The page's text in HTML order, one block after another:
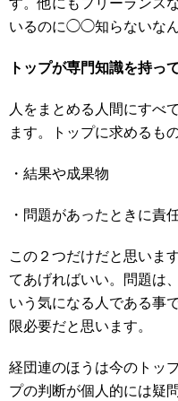
す。他にもフリーランス
いるのに◯◯知らないなん
トップが専門知識を持っ
人をまとめる人間にすべ
ます。トップに求めるも
・結果や成果物
・問題があったときに責
この２つだけだと思いま
てあげればいい。問題は
いう気になる人である事
限必要だと思います。
経団連のほうは今のトッ
プの判断が個人的には疑